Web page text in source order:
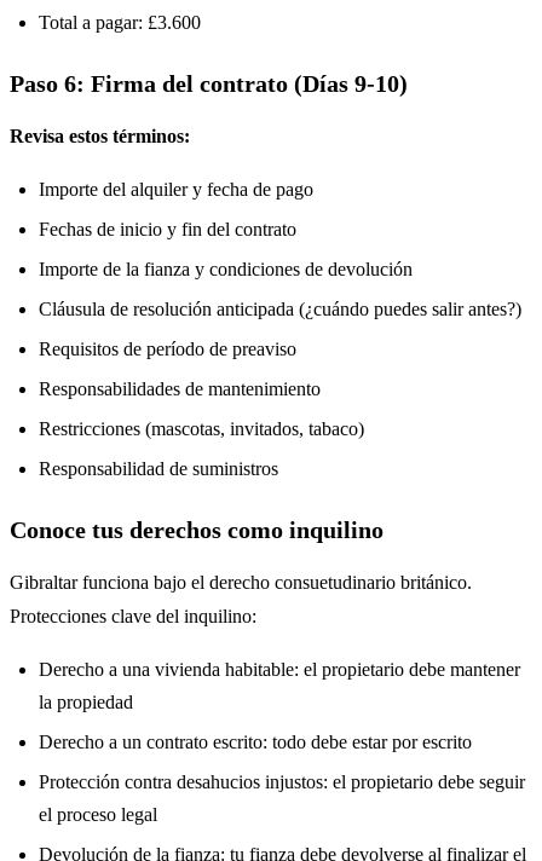
Total a pagar: £3.600
Paso 6: Firma del contrato (Días 9-10)
Revisa estos términos:
Importe del alquiler y fecha de pago
Fechas de inicio y fin del contrato
Importe de la fianza y condiciones de devolución
Cláusula de resolución anticipada (¿cuándo puedes salir antes?)
Requisitos de período de preaviso
Responsabilidades de mantenimiento
Restricciones (mascotas, invitados, tabaco)
Responsabilidad de suministros
Conoce tus derechos como inquilino
Gibraltar funciona bajo el derecho consuetudinario británico.
Protecciones clave del inquilino:
Derecho a una vivienda habitable: el propietario debe mantener
la propiedad
Derecho a un contrato escrito: todo debe estar por escrito
Protección contra desahucios injustos: el propietario debe seguir
el proceso legal
Devolución de la fianza: tu fianza debe devolverse al finalizar el